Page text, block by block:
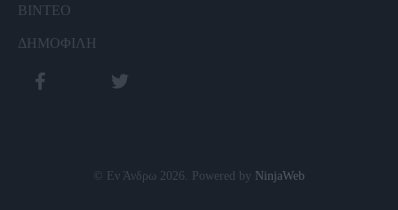
ΒΙΝΤΕΟ
ΔΗΜΟΦΙΛΗ
© Εν Άνδρω 2026. Powered by NinjaWeb